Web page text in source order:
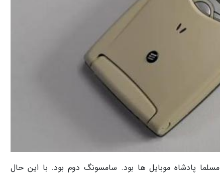
چقدر این سال ها چهره فناوری دگرگون شده. سال 1380 مسلما پادشاه موبایل ها بود. سامسونگ دوم بود. با این حال